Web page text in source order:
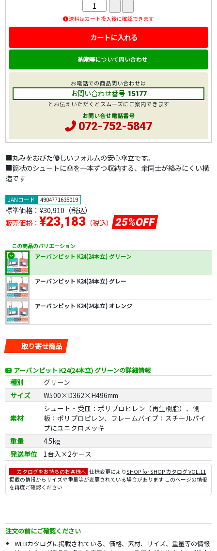
■丸みをおびた優しいフォルムの安心傘立です。
■筒状のシュートに傘を一本ずつ収納する、傘同士が絡みにくい構
造です
JANコード 4904771635019
標準価格： ¥30,910 （税込）
販売価格： ¥23,183（税込） 25%OFF
この商品のバリエーション
アーバンピット K24(24本立) グリーン
アーバンピット K24(24本立) グレー
アーバンピット K24(24本立) オレンジ
取り寄せ商品
アーバンピット K24(24本立) グリーンの詳細情報
種別
グリーン
サイズ
W500×D362×H496mm
素材
シュート・受皿：ポリプロピレン（再生樹脂）、側
板：ポリプロピレン、フレームパイプ：スチールパイ
プにユニクロメッキ
重量
4.5kg
発送単位
1台入×2ケース
カタログをお持ちのお客様へ 仕様変更によりSHOP for SHOP カタログ VOL.11
掲載の情報からサイズや重量等が変更されている場合があります このページの情報
を再度ご確認ください
送料はカート投入後に確認できます
カートに入れる
納期等について問い合わせ
お電話での商品問い合わせは
お問い合わせ番号 15177
とお伝えいただくとスムーズにご案内できます
お問い合せ電話番号
072-752-5847
注文の前にご確認ください
WEBカタログに掲載されている、価格、素材、サイズ、重量等の情報